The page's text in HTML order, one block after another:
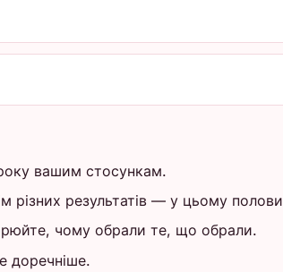
вашим стосункам.
результатів — у цьому
чому обрали те, що обрали.
доречніше.